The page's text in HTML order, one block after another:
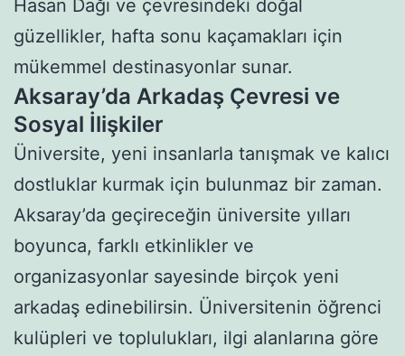
Hasan Dağı ve çevresindeki doğal
güzellikler, hafta sonu kaçamakları için
mükemmel destinasyonlar sunar.
Aksaray’da Arkadaş Çevresi ve
Sosyal İlişkiler
Üniversite, yeni insanlarla tanışmak ve kalıcı
dostluklar kurmak için bulunmaz bir zaman.
Aksaray’da geçireceğin üniversite yılları
boyunca, farklı etkinlikler ve
organizasyonlar sayesinde birçok yeni
arkadaş edinebilirsin. Üniversitenin öğrenci
kulüpleri ve toplulukları, ilgi alanlarına göre